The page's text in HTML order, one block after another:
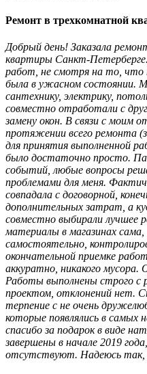
Ремонт в трехкомнатной
Добрый день! Заказала
квартиры Санкт-Петерберге.
работ, не смотря на то, что
была в ужасном состоянии.
сантехнику, электрику,
совместно отработали с
замену окон. В связи с моим
протяжении всего ремонта
для принятия выполненной
было достаточно просто.
событий, любые вопросы
проблемами для меня.
совпадала с договорной,
дополнительных затрат, а
совместно выбирали лучшее
материалы в магазинах сама,
самостоятельно,
окончательной приемке
аккуратно, никакого
Работы выполнены строго с
проектом, отклонений нет.
терпение с не очень
которые появлялись в
спасибо за подарок в виде
завершены в начале 2019
отсутствуют. Надеюсь так,